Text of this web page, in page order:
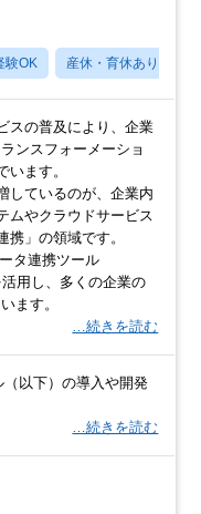
験OK 産休・育休あり
スの普及により、企業
ンスフォーメーショ
います。
しているのが、企業内
ムやクラウドサービス
携」の領域です。
タ連携ツール
活用し、多くの企業の
ます。
…続きを読む
以下）の導入や開発
…続きを読む